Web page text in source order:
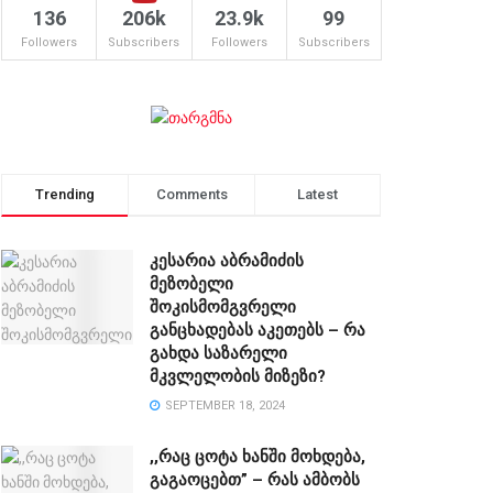
136
Followers
206k
Subscribers
23.9k
Followers
99
Subscribers
Trending Comments Latest
კესარია აბრამიძის
მეზობელი
შოკისმომგვრელი
განცხადებას აკეთებს – რა
გახდა საზარელი
მკვლელობის მიზეზი?
SEPTEMBER 18, 2024
,,რაც ცოტა ხანში მოხდება,
გაგაოცებთ” – რას ამბობს